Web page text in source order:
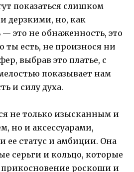
показаться слишком
дерзкими, но, как
— это не обнаженность, это
ты есть, не произнося ни
выбрав это платье, с
показывает нам
и силу духа.
не только изысканным и
но и аксессуарами,
статус и амбиции. Она
серьги и кольцо, которые
прикосновение роскоши и